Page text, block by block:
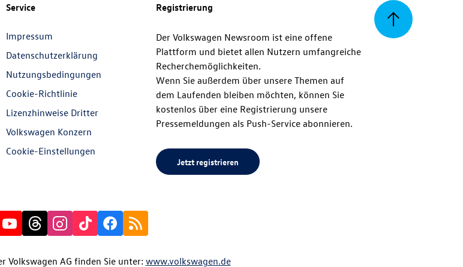
Zurück
Service
Impressum
Datenschutzerklärung
Nutzungsbedingungen
Cookie-Richtlinie
Lizenzhinweise Dritter
Volkswagen Konzern
Cookie-Einstellungen
Registrierung
Der Volkswagen Newsroom ist eine offene
Plattform und bietet allen Nutzern umfangreiche
Recherchemöglichkeiten.
Wenn Sie außerdem über unsere Themen auf
dem Laufenden bleiben möchten, können Sie
kostenlos über eine Registrierung unsere
Pressemeldungen als Push-Service abonnieren.
Jetzt registrieren
Volkswagen AG finden Sie unter: www.volkswagen.de